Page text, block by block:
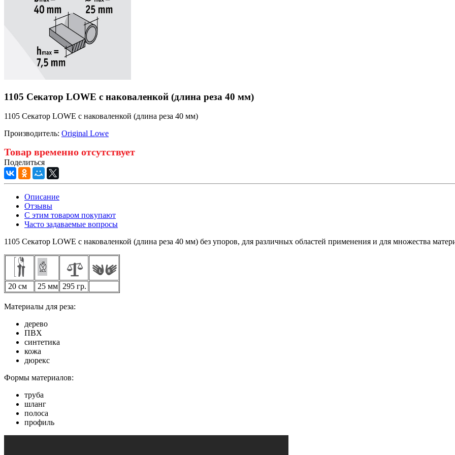
1105 Секатор LOWE с наковаленкой (длина реза 40 мм)
1105 Секатор LOWE с наковаленкой (длина реза 40 мм)
Производитель: Original Lowe
Товар временно отсутствует
Поделиться
Описание
Отзывы
С этим товаром покупают
Часто задаваемые вопросы
1105 Секатор LOWE с наковаленкой (длина реза 40 мм) без упоров, для различных областей применения и для множества
20 см 25 мм 295 гр.
Материалы для реза:
дерево
ПВХ
синтетика
кожа
дюрекс
Формы материалов:
труба
шланг
полоса
профиль